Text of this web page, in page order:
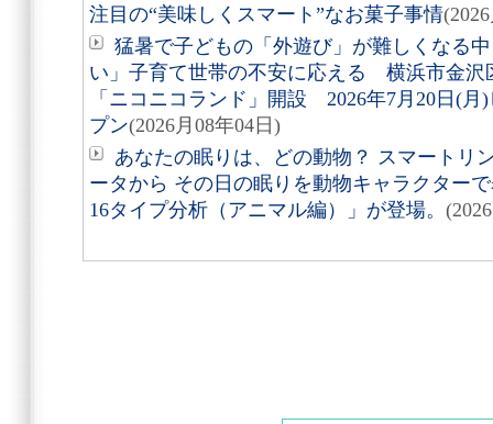
注目の“美味しくスマート”なお菓子事情
猛暑で子どもの「外遊び」が難しくなる
い」子育て世帯の不安に応える 横浜市金沢
「ニコニコランド」開設 2026年7月20日(
プン(2026月08年04日)
あなたの眠りは、どの動物？ スマートリ
ータから その日の眠りを動物キャラクター
16タイプ分析（アニマル編）」が登場。